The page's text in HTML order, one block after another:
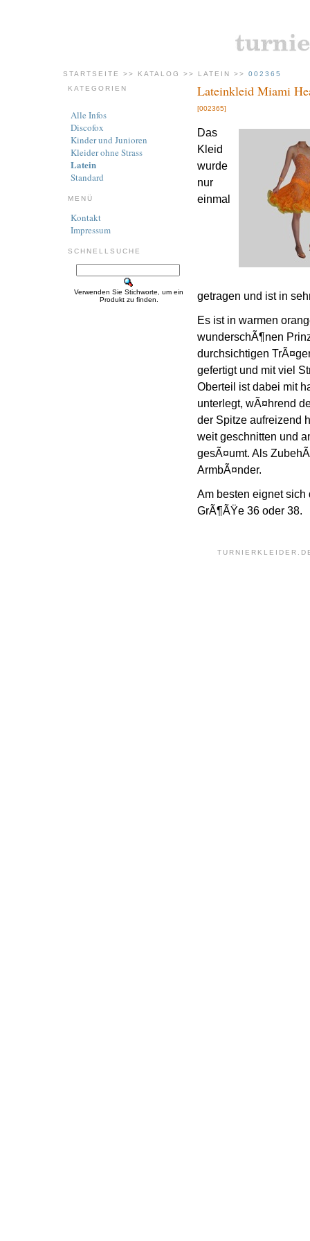
STARTSEITE >> KATALOG >> LATEIN >> 002365
KATEGORIEN
Alle Infos
Discofox
Kinder und Junioren
Kleider ohne Strass
Latein
Standard
MENÜ
Kontakt
Impressum
SCHNELLSUCHE
Verwenden Sie Stichworte, um ein
Produkt zu finden.
Lateinkleid Miami
[002365]
Das
Kleid
wurde
nur
einmal
getragen und ist in
Es ist in warmen
wunderschÃ¶nen
durchsichtigen
gefertigt und mit viel
Oberteil ist dabei mit
unterlegt, wÃ¤hrend
der Spitze aufreizend
weit geschnitten und
gesÃ¤umt. Als
ArmbÃ¤nder.
Am besten eignet
GrÃ¶ÃŸe 36 oder 38.